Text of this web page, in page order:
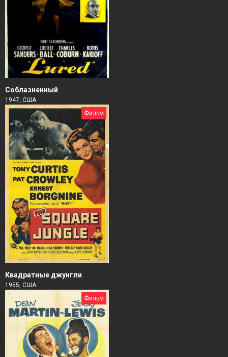
Соблазненный
1947, США
Фильм
Квадратные джунгли
1955, США
Фильм